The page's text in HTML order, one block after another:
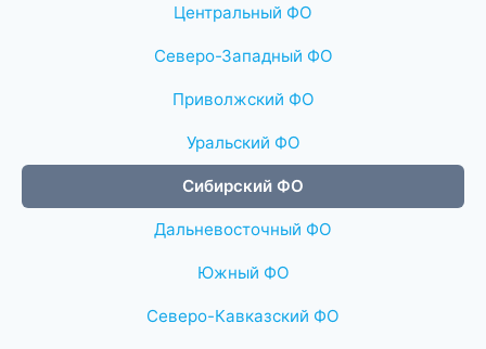
Центральный ФО
Северо-Западный ФО
Приволжский ФО
Уральский ФО
Сибирский ФО
Дальневосточный ФО
Южный ФО
Северо-Кавказский ФО